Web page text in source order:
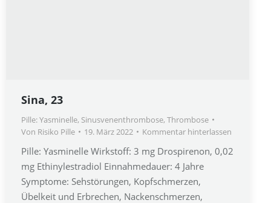
Sina, 23
Pille: Yasminelle, Sinusvenenthrombose, Thrombose
Von Risiko Pille 19. März 2022 Kommentar hinterlassen
Pille: Yasminelle Wirkstoff: 3 mg Drospirenon, 0,02
mg Ethinylestradiol Einnahmedauer: 4 Jahre
Symptome: Sehstörungen, Kopfschmerzen,
Übelkeit und Erbrechen, Nackenschmerzen,